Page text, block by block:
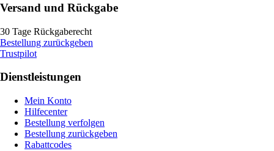
Versand und Rückgabe
30 Tage Rückgaberecht
Bestellung zurückgeben
Trustpilot
Dienstleistungen
Mein Konto
Hilfecenter
Bestellung verfolgen
Bestellung zurückgeben
Rabattcodes